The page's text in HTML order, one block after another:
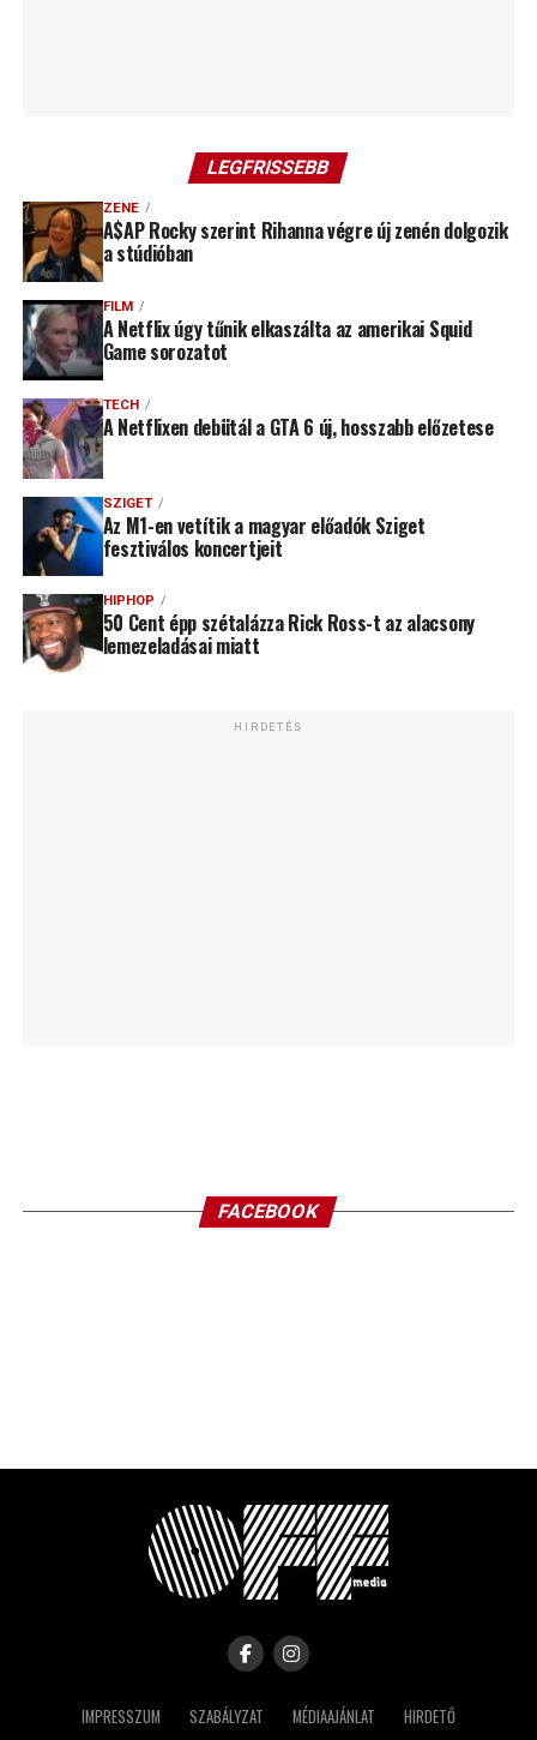
LEGFRISSEBB
ZENE
A$AP Rocky szerint Rihanna végre új zenén dolgozik
a stúdióban
FILM
A Netflix úgy tűnik elkaszálta az amerikai Squid
Game sorozatot
TECH
A Netflixen debütál a GTA 6 új, hosszabb előzetese
SZIGET
Az M1-en vetítik a magyar előadók Sziget
fesztiválos koncertjeit
HIPHOP
50 Cent épp szétalázza Rick Ross-t az alacsony
lemezeladásai miatt
HIRDETÉS
FACEBOOK
IMPRESSZUM SZABÁLYZAT MÉDIAAJÁNLAT HIRDETŐ